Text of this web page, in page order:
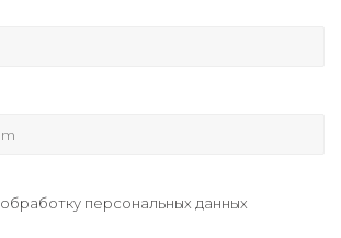
обработку персональных данных